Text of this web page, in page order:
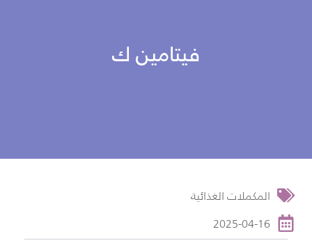
فيتامين ك
المكملات الغذائية
2025-04-16